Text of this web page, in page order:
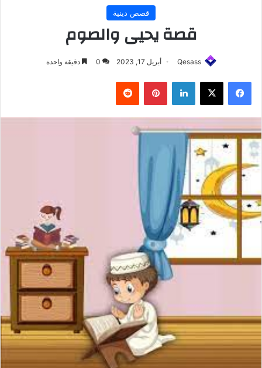
قصص دينية
قصة يحيى والصوم
Qesass أبريل 17, 2023 0 دقيقة واحدة
فيسبوك ‫X لينكدإن بينتيريست